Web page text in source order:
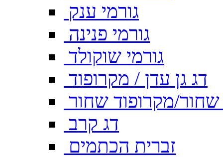
גורמי ענק
גורמי פנינה
גורמי שוקולד
דג גן עדן / מקרופוד
שחור/מקרופוד שחור
דג קרב
זברית הכתמים